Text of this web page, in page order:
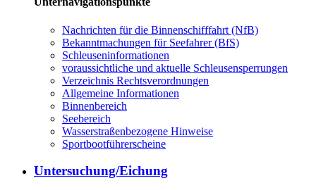
Nach­rich­ten für die Bin­nen­schiff­fahrt (NfB)
Be­kannt­ma­chun­gen für See­fah­rer (BfS)
Schleu­sen­in­for­ma­tio­nen
voraussichtliche und aktuelle Schleusensperrungen
Ver­zeich­nis Rechts­ver­ord­nun­gen
All­ge­mei­ne In­for­ma­tio­nen
Bin­nen­be­reich
See­be­reich
Was­ser­stra­ßen­be­zo­ge­ne Hin­wei­se
Sport­boot­füh­rer­schei­ne
Un­ter­su­chung/Ei­chung